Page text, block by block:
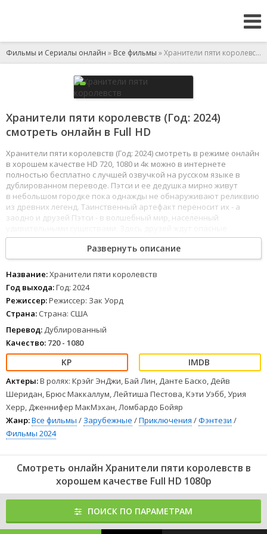
Фильмы и Сериалы онлайн » Все фильмы » Хранители пяти королевств
Хранители пяти королевств (Год: 2024)
смотреть онлайн в Full HD
Хранители пяти королевств (Год: 2024) смотреть в режиме онлайн
в хорошем качестве HD 720, 1080 и 4к можно в интернете
полностью бесплатно с лучшей озвучкой на русском языке в
дублированном переводе. Пэтси и ее дедушка мирно живут
в небольшом городке пока однажды не обнаруживают реликвию
из древних легенд. Таинственный артефакт переносит их - а
заодно и друзей Пэтси - в волшебный мир, населенный
приключения: столкновение с монстрами, магией и кознями злой
колдуньи, жаждущей заполучить ключ к пяти королевствам
и уничтожить весь мир.
1 234 5 6 78
Развернуть описание
Название:Хранители пяти королевств
Год выхода:Год: 2024
Режиссер:Режиссер: Зак Уорд
Страна: Страна: США
Перевод: Дублированный
Качество: 720 - 1080
Актеры:В ролях: Крэйг ЭнДжи, Бай Лин, Данте Баско, Дейв
Шеридан, Брюс Маккаллум, Лейтиша Пестова, Кэти Уэбб, Урия
Херр, Дженнифер МакМэхан, Ломбардо Бойяр
Жанр:Все фильмы / Зарубежные /Приключения /Фэнтези /
Фильмы 2024
Смотреть онлайн Хранители пяти королевств в
хорошем качестве Full HD 1080p
ПОИСК ПО ПАРАМЕТРАМ